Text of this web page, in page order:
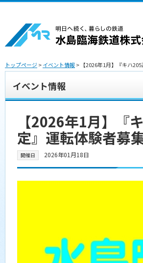
トップページ>イベント情報> 【2026年1月】『キハ
イベント情報
【2026年1月】『
定』運転体験者募
開催日 2026年01月18日